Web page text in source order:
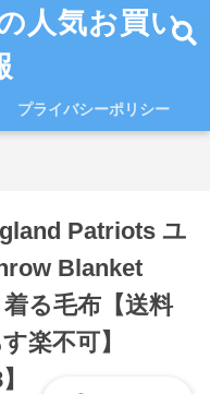
人気お買い
プライバシーポリシー
Patriots ユ
Blanket
る毛布【送料
楽不可】